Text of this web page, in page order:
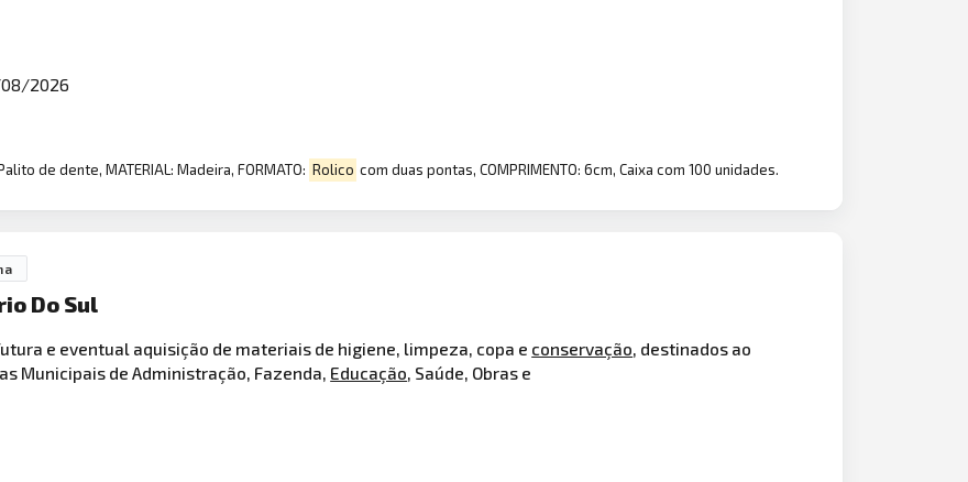
2026
de dente, MATERIAL: Madeira, FORMATO: Rolico com duas pontas, COMPRIMENTO: 6cm, Caixa com 100 unidades.
Do Sul
e eventual aquisição de materiais de higiene, limpeza, copa e conservação, destinados ao
Municipais de Administração, Fazenda, Educação, Saúde, Obras e